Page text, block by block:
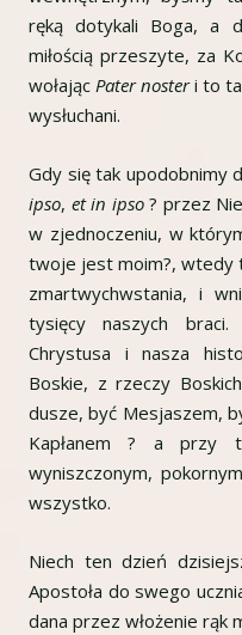
ręką dotykali Boga, a
miłością przeszyte, za
wołając Pater nosteri to
wysłuchani.
Gdy się tak upodobnimy
ipso, et in ipso? przez
w zjednoczeniu, w
twoje jest moim?, wtedy
zmartwychwstania, i
tysięcy naszych
Chrystusa i nasza
Boskie, z rzeczy
dusze, być Mesjaszem,
Kapłanem ? a przy
wyniszczonym,
wszystko.
Niech ten dzień
Apostoła do swego
dana przez włożenie rąk